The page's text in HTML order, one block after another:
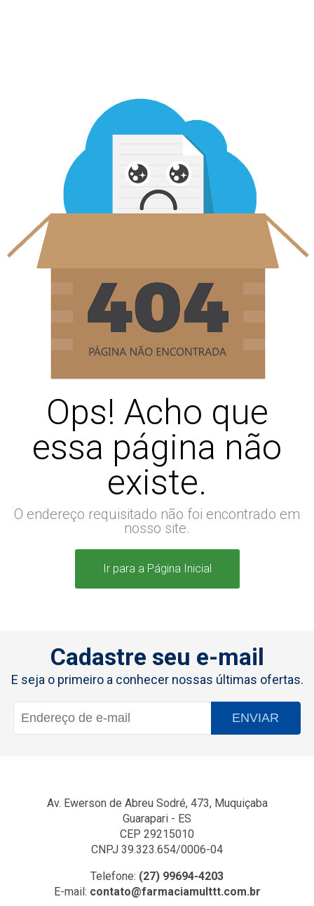
Ops! Acho que
essa página não
existe.
O endereço requisitado não foi encontrado em
nosso site.
Ir para a Página Inicial
Cadastre seu e-mail
E seja o primeiro a conhecer nossas últimas ofertas.
ENVIAR
Av. Ewerson de Abreu Sodré, 473, Muquiçaba
Guarapari - ES
CEP 29215010
CNPJ 39.323.654/0006-04
Telefone: (27) 99694-4203
E-mail: contato@farmaciamulttt.com.br